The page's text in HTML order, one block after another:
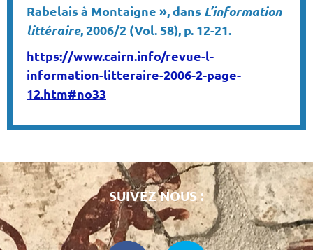
Rabelais à Montaigne », dans L’information
littéraire, 2006/2 (Vol. 58), p. 12-21.
https://www.cairn.info/revue-l-
information-litteraire-2006-2-page-
12.htm#no33
SUIVEZ NOUS :